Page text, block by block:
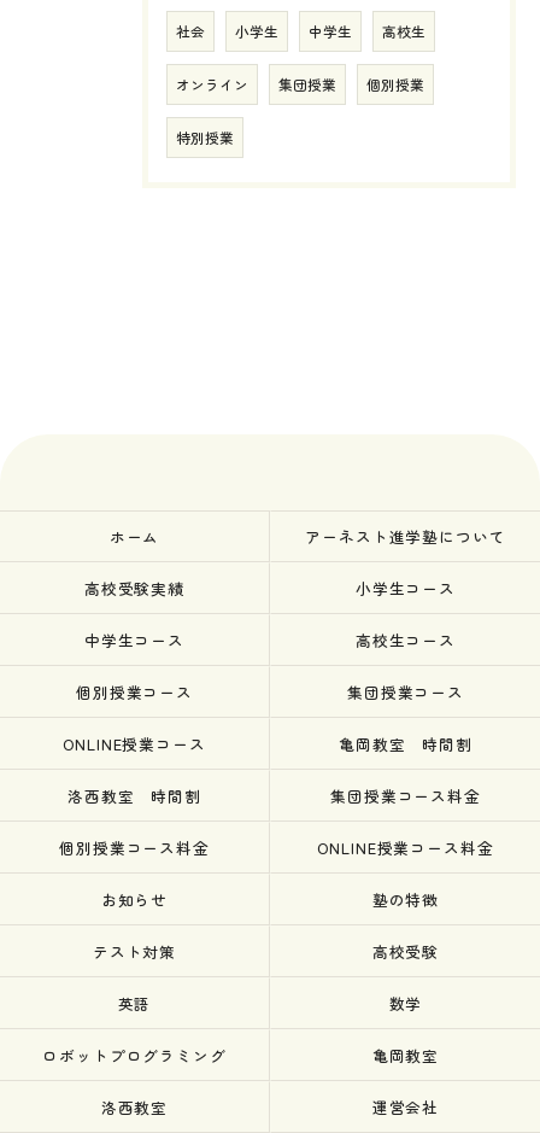
社会 小学生 中学生 高校生
オンライン 集団授業 個別授業
特別授業
ホーム アーネスト進学塾について
高校受験実績 小学生コース
中学生コース 高校生コース
個別授業コース 集団授業コース
ONLINE授業コース 亀岡教室 時間割
洛西教室 時間割 集団授業コース料金
個別授業コース料金 ONLINE授業コース料金
お知らせ 塾の特徴
テスト対策 高校受験
英語 数学
ロボットプログラミング 亀岡教室
洛西教室 運営会社